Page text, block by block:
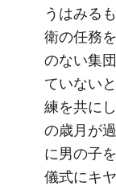
うはみる
衛の任務
のない集
ていない
練を共に
の歳月が
に男の子
儀式にキ